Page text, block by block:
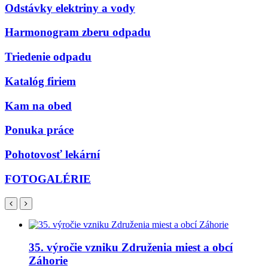
Odstávky elektriny a vody
Harmonogram zberu odpadu
Triedenie odpadu
Katalóg firiem
Kam na obed
Ponuka práce
Pohotovosť lekární
FOTOGALÉRIE
35. výročie vzniku Združenia miest a obcí
Záhorie